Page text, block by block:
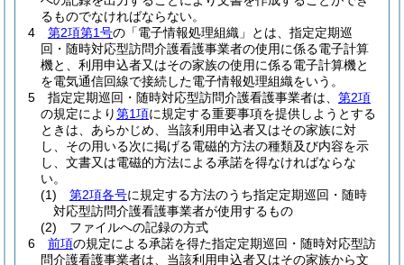
るものでなければならない。
4
第2項第1号の「電子情報処理組織」とは、指定定期巡
回・随時対応型訪問介護看護事業者の使用に係る電子計算
機と、利用申込者又はその家族の使用に係る電子計算機と
を電気通信回線で接続した電子情報処理組織をいう。
5
指定定期巡回・随時対応型訪問介護看護事業者は、 第2項
の規定により第1項に規定する重要事項を提供しようとする
ときは、あらかじめ、当該利用申込者又はその家族に対
し、その用いる次に掲げる電磁的方法の種類及び内容を示
し、文書又は電磁的方法による承諾を得なければならな
い。
(1)
第2項各号に規定する方法のうち指定定期巡回・随時
対応型訪問介護看護事業者が使用するもの
(2)
ファイルへの記録の方式
6
前項の規定による承諾を得た指定定期巡回・随時対応型訪
問介護看護事業者は、当該利用申込者又はその家族から文